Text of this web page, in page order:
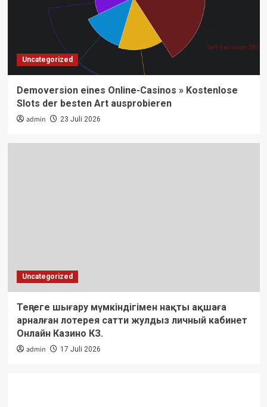
Uncategorized
Demoversion eines Online-Casinos » Kostenlose
Slots der besten Art ausprobieren
admin 23 Juli 2026
Uncategorized
Теңгеге шығару мүмкіндігімен нақты ақшаға
арналған лотерея сатти жулдыз личный кабинет
Онлайн Казино КЗ.
admin 17 Juli 2026